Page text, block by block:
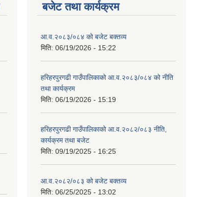
बजेट तथा कार्यक्रम
आ.व.२०८३/०८४ को बजेट बक्तव्य
मिति: 06/19/2026 - 15:22
हरिहरपुरगढी गाउँपालिकाको आ.व.२०८३/०८४ को नीति
तथा कार्यक्रम
मिति: 06/19/2026 - 15:19
हरिहरपुरगढी गाउँपालिकाको आ.व.२०८२/०८३ नीति,
कार्यक्रम तथा बजेट
मिति: 09/19/2025 - 16:25
आ.व.२०८२/०८३ को बजेट बक्तव्य
मिति: 06/25/2025 - 13:02